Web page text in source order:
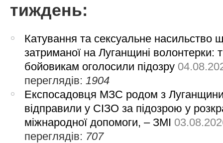
тиждень:
Катування та сексуальне насильство
затриманої на Луганщині волонтерки:
бойовикам оголосили підозру
переглядів:1904
Експосадовця МЗС родом з
відправили у СІЗО за підозрою у
міжнародної допомоги, – ЗМІ
переглядів: 707